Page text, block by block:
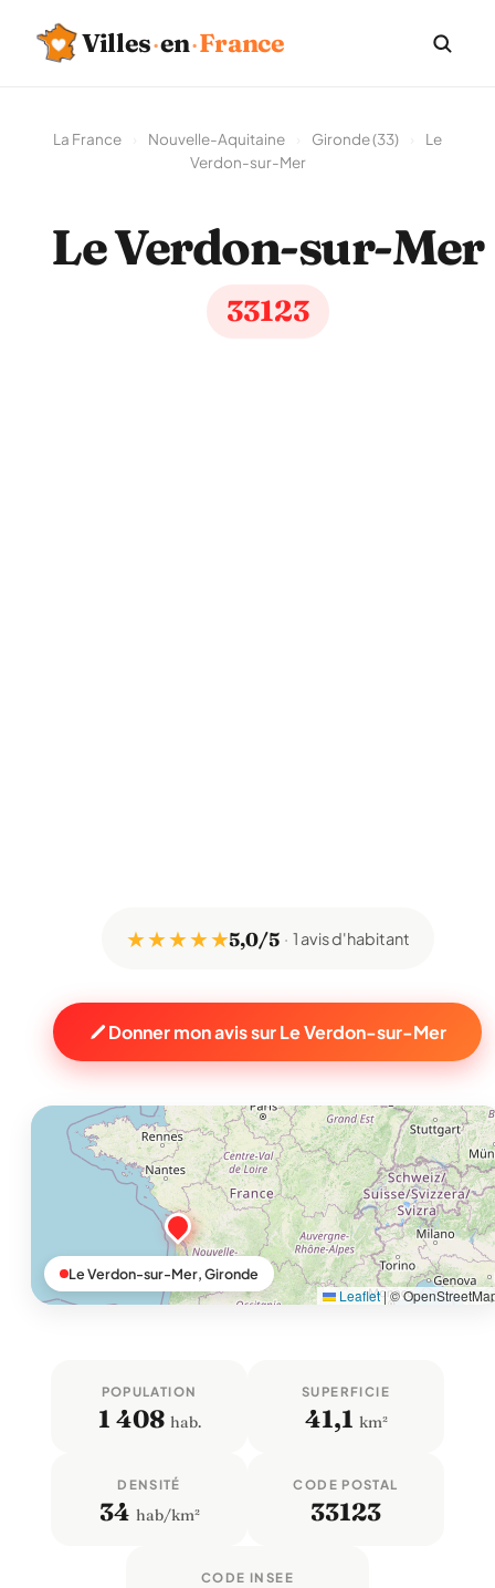
Villes·en·France
La France Nouvelle-Aquitaine Gironde (33)
Le
Verdon-sur-Mer
Le Verdon-sur-Mer
33123
★ ★ ★ ★ ★5,0/5 1 avis d'habitant
Donner mon avis sur Le Verdon-sur-Mer
Leaflet|©
Le Verdon-sur-Mer, Gironde
POPULATION
1 408 hab.
SUPERFICIE
41,1 km²
DENSITÉ
34 hab/km²
CODE POSTAL
33123
CODE INSEE